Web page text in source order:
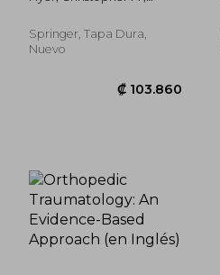
Multidisciplinary
Terrence M.
Springer, Tapa Dura,
Nuevo